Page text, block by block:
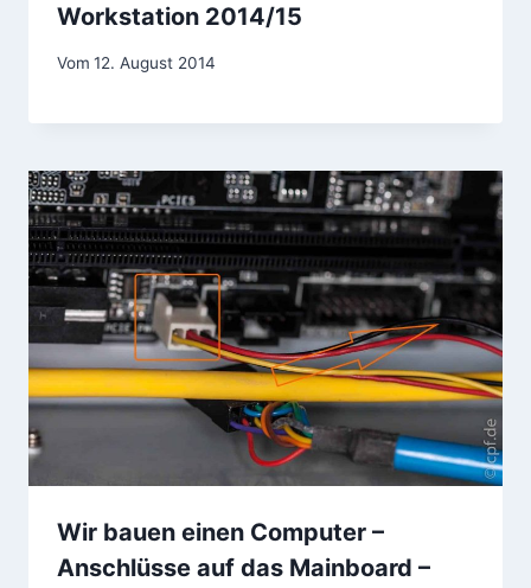
Workstation 2014/15
Vom 12. August 2014
Wir bauen einen Computer –
Anschlüsse auf das Mainboard –